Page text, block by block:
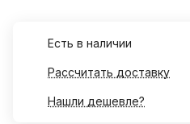
Есть в наличии
Рассчитать доставку
Нашли дешевле?